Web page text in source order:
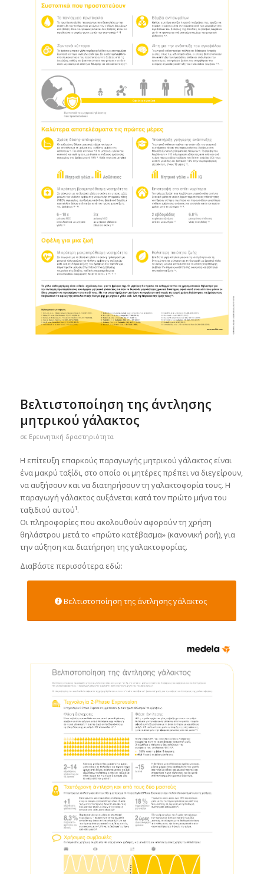
Βελτιστοποίηση της άντλησης
μητρικού γάλακτος
σε Ερευνητική δραστηριότητα
Η επίτευξη επαρκούς παραγωγής μητρικού γάλακτος είναι
ένα μακρύ ταξίδι, στο οποίο οι μητέρες πρέπει να διεγείρουν,
να αυξήσουν και να διατηρήσουν τη γαλακτοφορία τους. Η
παραγωγή γάλακτος αυξάνεται κατά τον πρώτο μήνα του
ταξιδιού αυτού¹.
Οι πληροφορίες που ακολουθούν αφορούν τη χρήση
θηλάστρου μετά το «πρώτο κατέβασμα» (κανονική ροή), για
την αύξηση και διατήρηση της γαλακτοφορίας.
Διαβάστε περισσότερα εδώ:
Βελτιστοποίηση της άντλησης γάλακτος